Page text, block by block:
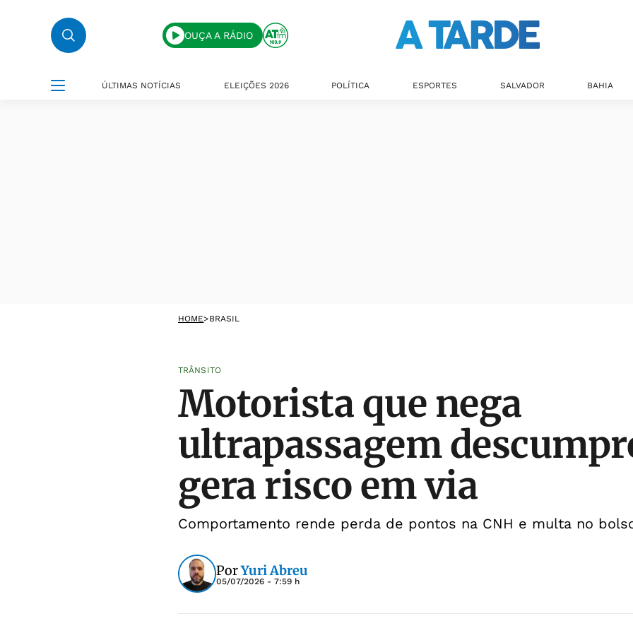
OUÇA A RÁDIO
ÚLTIMAS NOTÍCIAS ELEIÇÕES 2026 POLÍTICA ESPORTES SALVADOR BAHIA
HOME>BRASIL
TRÂNSITO
Motorista que nega
ultrapassagem
gera risco em via
Comportamento rende perda de pontos na CNH e multa no
PorYuri Abreu
05/07/2026 - 7:59 h